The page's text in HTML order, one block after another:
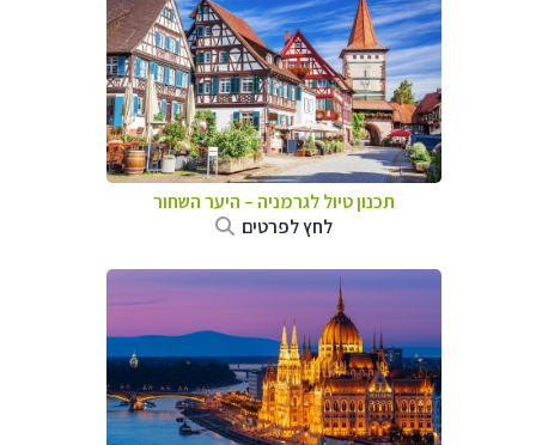
תכנון טיול לגרמניה – היער השחור
לחץ לפרטים